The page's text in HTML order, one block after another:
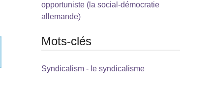
opportuniste (la social-démocratie
allemande)
Mots-clés
Syndicalism - le syndicalisme